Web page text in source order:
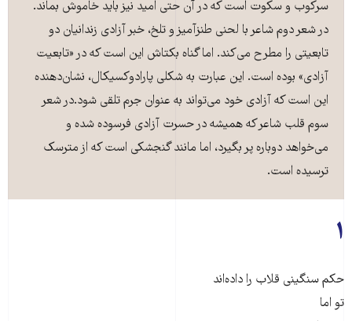
سرکوب و سکوت است که در آن حتی امید نیز باید خاموش بماند.
در شعر دوم شاعر با لحنی طنزآمیز و تلخ، خبر آزادی زندانیان دو
تابعیتی را مطرح می‌کند. اما گناه بکتاش این است که در «تابعیت
آزادی» بوده است. این عبارت به شکلی پارادوکسیکال، نشان‌دهنده
این است که آزادی خود می‌تواند به عنوان جرم تلقی شود.در شعر
سوم قلب شاعر که همیشه در حسرت آزادی فرسوده شده و
می‌خواهد دوباره پر بگیرد، اما مانند گنجشکی است که از مترسک
ترسیده است.
۱
حکم سنگینی قلاب را داده‌اند
تو اما